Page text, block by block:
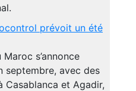
prévoit un été
s’annonce
septembre, avec des
Casablanca et Agadir,